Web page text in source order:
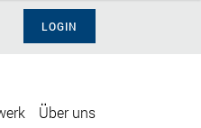
LOGIN
Über uns